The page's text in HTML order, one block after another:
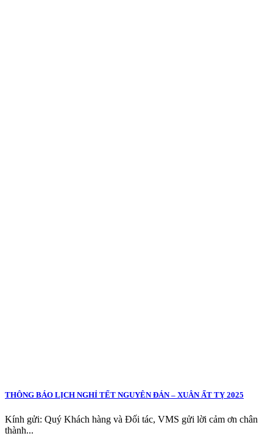
THÔNG BÁO LỊCH NGHỈ TẾT NGUYÊN ĐÁN – XUÂN ẤT TỴ 2025
Kính gửi: Quý Khách hàng và Đối tác, VMS gửi lời cảm ơn chân
thành...